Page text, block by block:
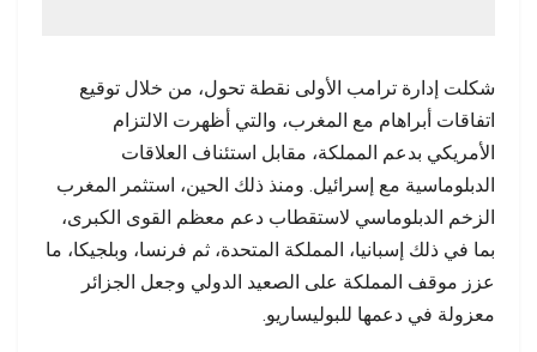
شكلت إدارة ترامب الأولى نقطة تحول، من خلال توقيع
اتفاقات أبراهام مع المغرب، والتي أظهرت الالتزام
الأمريكي بدعم المملكة، مقابل استئناف العلاقات
الدبلوماسية مع إسرائيل. ومنذ ذلك الحين، استثمر المغرب
الزخم الدبلوماسي لاستقطاب دعم معظم القوى الكبرى،
بما في ذلك إسبانيا، المملكة المتحدة، ثم فرنسا، وبلجيكا، ما
عزز موقف المملكة على الصعيد الدولي وجعل الجزائر
معزولة في دعمها للبوليساريو.